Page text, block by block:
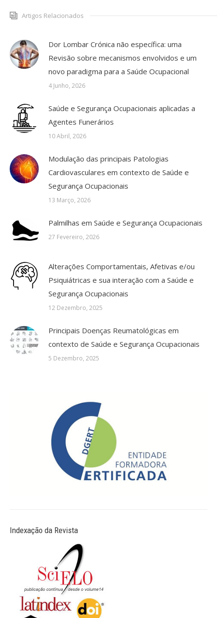
Artigos Relacionados
Dor Lombar Crónica não específica: uma
Revisão sobre mecanismos envolvidos e um
novo paradigma para a Saúde Ocupacional
4 Junho, 2026
Saúde e Segurança Ocupacionais aplicadas a
Agentes Funerários
10 Abril, 2026
Modulação das principais Patologias
Cardiovasculares em contexto de Saúde e
Segurança Ocupacionais
13 Março, 2026
Palmilhas em Saúde e Segurança Ocupacionais
27 Fevereiro, 2026
Alterações Comportamentais, Afetivas e/ou
Psiquiátricas e sua interação com a Saúde e
Segurança Ocupacionais
12 Dezembro, 2025
Principais Doenças Reumatológicas em
contexto de Saúde e Segurança Ocupacionais
5 Dezembro, 2025
Indexação da Revista